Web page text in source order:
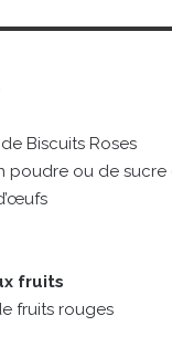
Biscuits Roses
poudre ou de
fruits
fruits rouges